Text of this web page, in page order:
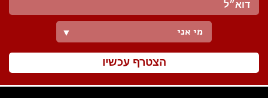
מי אני ▼
הצטרף עכשיו